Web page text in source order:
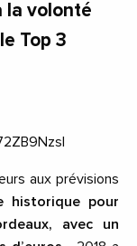
la volonté
Top 3
aux prévisions
historique pour
avec un